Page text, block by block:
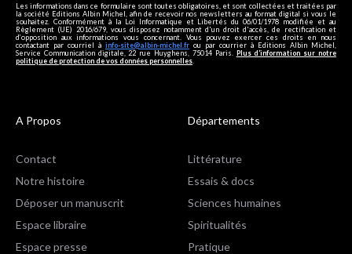
Les informations dans ce formulaire sont toutes obligatoires, et sont collectées et traitées par
la société Editions Albin Michel, afin de recevoir nos newsletters au format digital si vous le
souhaitez. Conformément à la Loi Informatique et Libertés du 06/01/1978 modifiée et au
Règlement (UE) 2016/679, vous disposez notamment d'un droit d'accès, de rectification et
d’opposition aux informations vous concernant. Vous pouvez exercer ces droits en nous
contactant par courriel à info-site@albin-michel.fr ou par courrier à Editions Albin Michel,
Service Communication digitale, 22 rue Huyghens, 75014 Paris. Plus d’information sur notre
politique de protection de vos données personnelles
A Propos
Contact
Notre histoire
Déposer un manuscrit
Espace libraire
Espace presse
Départements
Littérature
Essais & docs
Sciences humaines
Spiritualités
Pratique